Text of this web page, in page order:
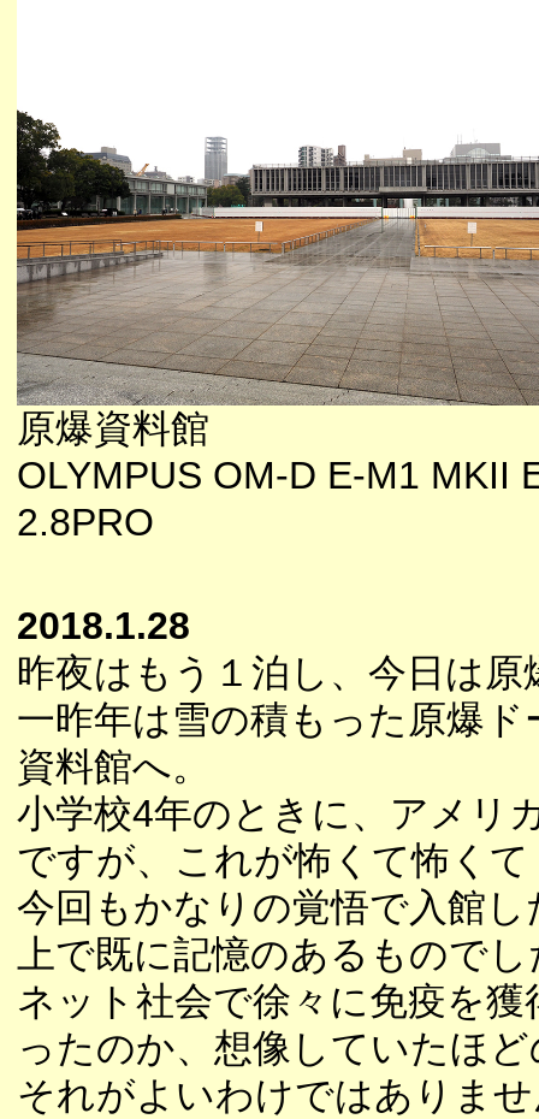
原爆資料館
OLYMPUS OM-D E-M1 MKII
2.8PRO
2018.1.28
昨夜はもう１泊し、今日は
一昨年は雪の積もった原爆
資料館へ。
小学校4年のときに、アメリ
ですが、これが怖くて怖く
今回もかなりの覚悟で入館
上で既に記憶のあるもので
ネット社会で徐々に免疫を
ったのか、想像していたほ
それがよいわけではありま